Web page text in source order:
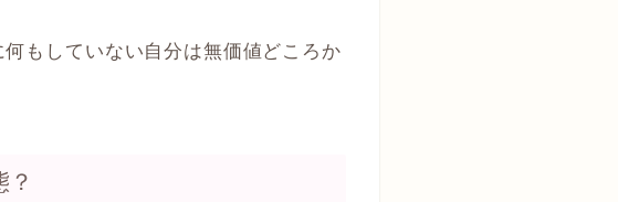
もしていない自分は無価値どころか